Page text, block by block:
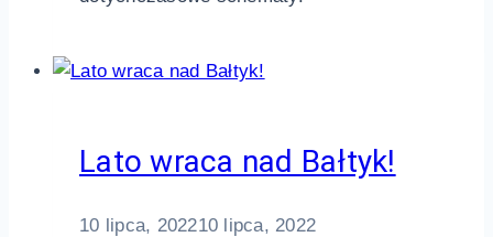
Lato wraca nad Bałtyk!
10 lipca, 202210 lipca, 2022